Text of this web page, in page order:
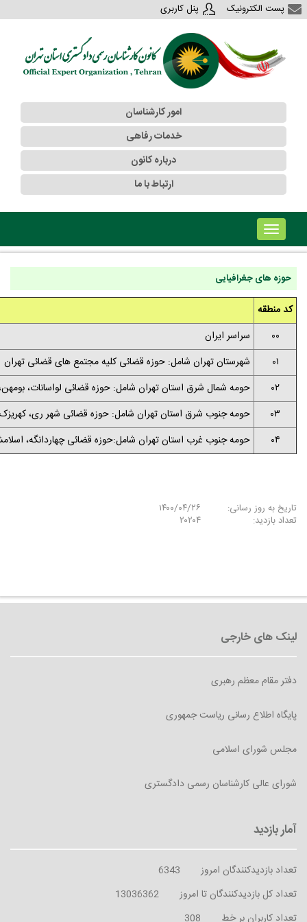
پست الکترونیک پنل کاربری
امور کارشناسان
خدمات رفاهی
درباره کانون
ارتباط با ما
!!!b۱!!!
حوزه های جغرافیایی
کد منطقه
۰۰
سراسر ایران
۰۱
شهرستان تهران شامل: حوزه قضائی کلیه مجتمع های قضائی تهران
۰۲
حومه شمال شرق استان تهران شامل: حوزه قضائی لواسانات،
۰۳
حومه جنوب شرق استان تهران شامل: حوزه قضائی شهر ری،
۰۴
حومه جنوب غرب استان تهران شامل:حوزه قضائی چهاردانگه،
تاریخ به روز رسانی:
۱۴۰۰/۰۴/۲۶
تعداد بازدید:
۲۰۲۰۴
دفتر مقام معظم رهبری
پایگاه اطلاع رسانی ریاست جمهوری
مجلس شورای اسلامی
شورای عالی کارشناسان رسمی دادگستری
تعداد بازدیدکنندگان امروز
6343
تعداد کل بازدیدکنندگان تا امروز
13036362